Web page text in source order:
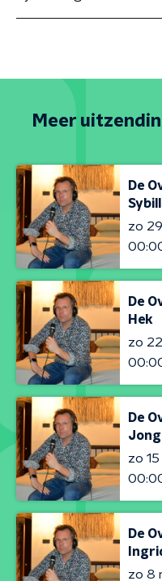
Meer
De
zo
De
Hek
zo
De
Jong
zo
De
zo 8